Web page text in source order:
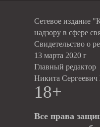
Сетевое издание
надзору в сфере
Свидетельство о
13 марта 2020 г
Главный редактор
Никита Сергеевич
18+
Все права